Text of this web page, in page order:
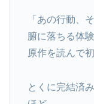
「あの行動、
腑に落ちる体験
原作を読んで
とくに完結済